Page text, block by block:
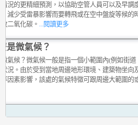
況的更精細預測，以協助空管人員可以及早調
減少受雷暴影響而要轉飛或在空中盤旋等候的
二氧化碳。
...閱讀更多
是微氣候？
氣候？微氣候一般是指一個小範圍內(例如街
況。由於受到當地周邊地形環境、建築物坐向
因素影響，該處的氣候特徵可跟周邊大範圍的